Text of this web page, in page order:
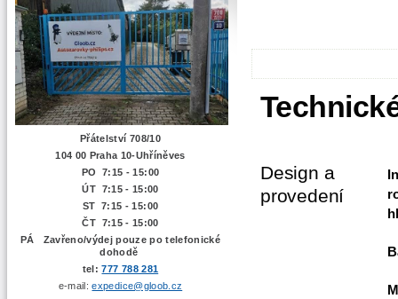
Přátelství 708/10
104 00 Praha 10-Uhříněves
PO 7:15 - 15:00
ÚT 7:15 - 15:00
ST 7:15 - 15:00
ČT 7:15 - 15:00
PÁ Zavřeno/výdej pouze po telefonické
dohodě
tel:777 788 281
e-mail:expedice@gloob.cz
Design a
provedení